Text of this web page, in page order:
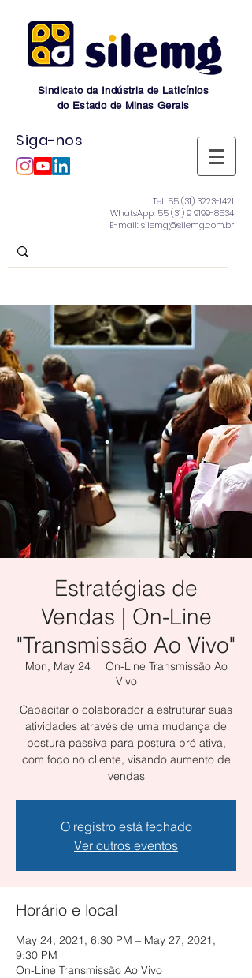
Sindicato da Indústria de Laticínios
do Estado de Minas Gerais
Siga-nos
Tel: 55 (31) 3223-1421
WhatsApp: 55 (31) 9 9199-8534
E-mail: silemg@silemg.com.br
Estratégias de
Vendas | On-Line
"Transmissão Ao Vivo"
Mon, May 24
  |
On-Line Transmissão Ao
Vivo
Capacitar o colaborador a estruturar suas
atividades através de uma mudança de
postura passiva para postura pró ativa,
com foco no cliente, visando aumento de
vendas
O registro está fechado
Ver outros eventos
Horário e local
May 24, 2021, 6:30 PM – May 27, 2021,
9:30 PM
On-Line Transmissão Ao Vivo